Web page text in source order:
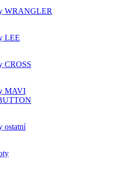
WRANGLER
LEE
CROSS
MAVI
ostatní